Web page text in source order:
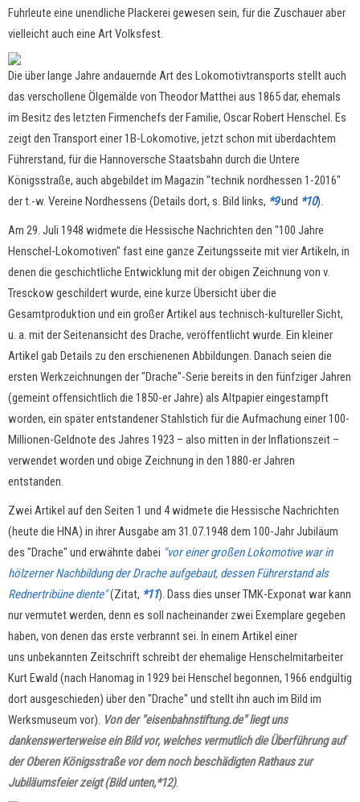
Fuhrleute eine unendliche Plackerei gewesen sein, für die Zuschauer aber
vielleicht auch eine Art Volksfest.
Die über lange Jahre andauernde Art des Lokomotivtransports stellt auch
das verschollene Ölgemälde von Theodor Matthei aus 1865 dar, ehemals
im Besitz des letzten Firmenchefs der Familie, Oscar Robert Henschel. Es
zeigt den Transport einer 1B-Lokomotive, jetzt schon mit überdachtem
Führerstand, für die Hannoversche Staatsbahn durch die Untere
Königsstraße, auch abgebildet im Magazin "technik nordhessen 1-2016"
der t.-w. Vereine Nordhessens (Details dort, s. Bild links, *9und *10).
Am 29. Juli 1948 widmete die Hessische Nachrichten den "100 Jahre
Henschel-Lokomotiven" fast eine ganze Zeitungsseite mit vier Artikeln, in
denen die geschichtliche Entwicklung mit der obigen Zeichnung von v.
Tresckow geschildert wurde, eine kurze Übersicht über die
Gesamtproduktion und ein großer Artikel aus technisch-kultureller Sicht,
u. a. mit der Seitenansicht des Drache, veröffentlicht wurde. Ein kleiner
Artikel gab Details zu den erschienenen Abbildungen. Danach seien die
ersten Werkzeichnungen der "Drache"-Serie bereits in den fünfziger Jahren
(gemeint offensichtlich die 1850-er Jahre) als Altpapier eingestampft
worden, ein später entstandener Stahlstich für die Aufmachung einer 100-
Millionen-Geldnote des Jahres 1923 – also mitten in der Inflationszeit –
verwendet worden und obige Zeichnung in den 1880-er Jahren
entstanden.
Zwei Artikel auf den Seiten 1 und 4 widmete die Hessische Nachrichten
(heute die HNA) in ihrer Ausgabe am 31.07.1948 dem 100-Jahr Jubiläum
des "Drache" und erwähnte dabei "vor einer großen Lokomotive war in
hölzerner Nachbildung der Drache aufgebaut, dessen Führerstand als
Rednertribüne diente"(Zitat, *11). Dass dies unser TMK-Exponat war kann
nur vermutet werden, denn es soll nacheinander zwei Exemplare gegeben
haben, von denen das erste verbrannt sei. In einem Artikel einer
uns unbekannten Zeitschrift schreibt der ehemalige Henschelmitarbeiter
Kurt Ewald (nach Hanomag in 1929 bei Henschel begonnen, 1966 endgültig
dort ausgeschieden) über den "Drache" und stellt ihn auch im Bild im
Werksmuseum vor). Von der "eisenbahnstiftung.de" liegt uns
dankenswerterweise ein Bild vor, welches vermutlich die Überführung auf
der Oberen Königsstraße vor dem noch beschädigten Rathaus zur
Jubiläumsfeier zeigt (Bild unten,*12).